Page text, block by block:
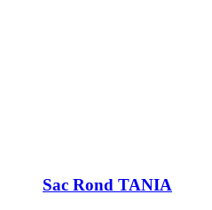
Sac Rond TANIA